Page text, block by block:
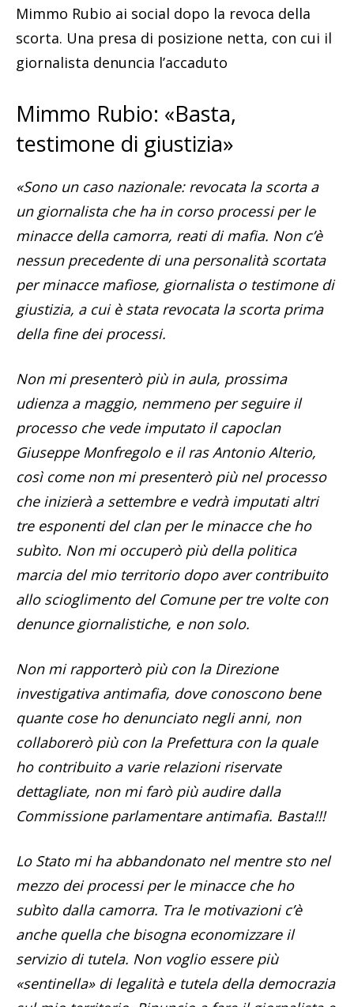
Mimmo Rubio ai social dopo la revoca della
scorta. Una presa di posizione netta, con cui il
giornalista denuncia l’accaduto
Mimmo Rubio: «Basta,
testimone di giustizia»
«Sono un caso nazionale: revocata la scorta a
un giornalista che ha in corso processi per le
minacce della camorra, reati di mafia. Non c’è
nessun precedente di una personalità scortata
per minacce mafiose, giornalista o testimone di
giustizia, a cui è stata revocata la scorta prima
della fine dei processi.
Non mi presenterò più in aula, prossima
udienza a maggio, nemmeno per seguire il
processo che vede imputato il capoclan
Giuseppe Monfregolo e il ras Antonio Alterio,
così come non mi presenterò più nel processo
che inizierà a settembre e vedrà imputati altri
tre esponenti del clan per le minacce che ho
subìto. Non mi occuperò più della politica
marcia del mio territorio dopo aver contribuito
allo scioglimento del Comune per tre volte con
denunce giornalistiche, e non solo.
Non mi rapporterò più con la Direzione
investigativa antimafia, dove conoscono bene
quante cose ho denunciato negli anni, non
collaborerò più con la Prefettura con la quale
ho contribuito a varie relazioni riservate
dettagliate, non mi farò più audire dalla
Commissione parlamentare antimafia. Basta!!!
Lo Stato mi ha abbandonato nel mentre sto nel
mezzo dei processi per le minacce che ho
subìto dalla camorra. Tra le motivazioni c’è
anche quella che bisogna economizzare il
servizio di tutela. Non voglio essere più
«sentinella» di legalità e tutela della democrazia